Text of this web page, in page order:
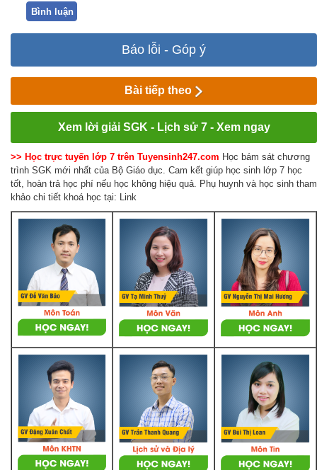
Bình luận
Báo lỗi - Góp ý
Bài tiếp theo
Xem lời giải SGK - Lịch sử 7 - Xem ngay
>> Học trực tuyến lớp 7 trên Tuyensinh247.com Học bám sát chương
trình SGK mới nhất của Bộ Giáo dục. Cam kết giúp học sinh lớp 7 học
tốt, hoàn trả học phí nếu học không hiệu quả. Phụ huynh và học sinh tham
khảo chi tiết khoá học tại: Link